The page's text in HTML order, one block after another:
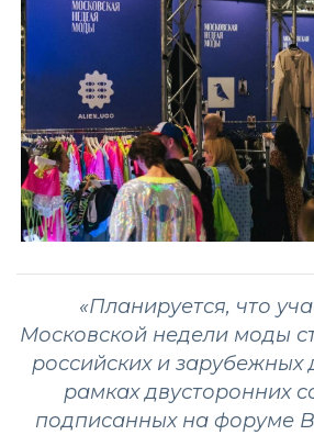
«Планируется, что
Московской недели моды
российских и зарубежных
рамках двусторонних
подписанных на форуме